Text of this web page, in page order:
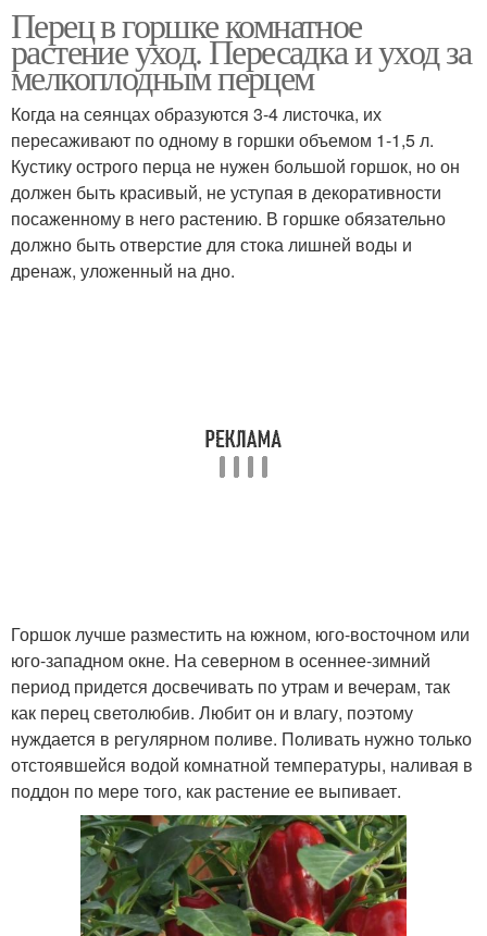
Перец в горшке комнатное
растение уход. Пересадка и уход за
мелкоплодным перцем
Когда на сеянцах образуются 3-4 листочка, их
пересаживают по одному в горшки объемом 1-1,5 л.
Кустику острого перца не нужен большой горшок, но он
должен быть красивый, не уступая в декоративности
посаженному в него растению. В горшке обязательно
должно быть отверстие для стока лишней воды и
дренаж, уложенный на дно.
Горшок лучше разместить на южном, юго-восточном или
юго-западном окне. На северном в осеннее-зимний
период придется досвечивать по утрам и вечерам, так
как перец светолюбив. Любит он и влагу, поэтому
нуждается в регулярном поливе. Поливать нужно только
отстоявшейся водой комнатной температуры, наливая в
поддон по мере того, как растение ее выпивает.